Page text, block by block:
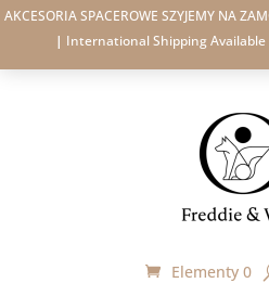
AKCESORIA SPACEROWE SZYJEMY NA
| International Shipping Available
Elementy 0